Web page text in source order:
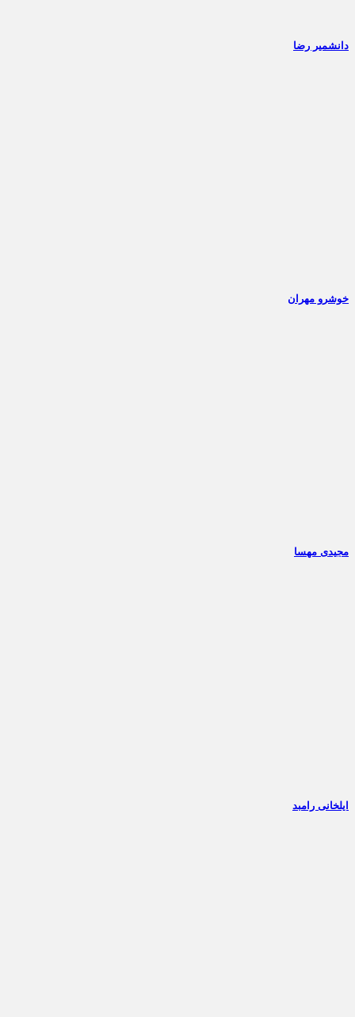
دانشمیر رضا
خوشرو مهران
مجیدی مهسا
ایلخانی رامبد